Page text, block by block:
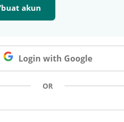
akun
Login with Google
OR